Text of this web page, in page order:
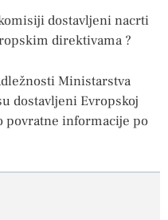
dostavljeni nacrti
direktivama ?
Ministarstva
dostavljeni Evropskoj
informacije po